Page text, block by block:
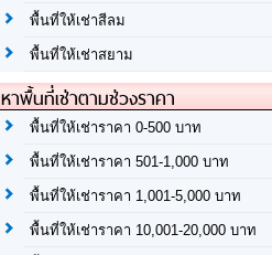
พื้นที่ให้เช่าสีลม
พื้นที่ให้เช่าสยาม
หาพื้นที่เช่าตามช่วงราคา
พื้นที่ให้เช่าราคา 0-500 บาท
พื้นที่ให้เช่าราคา 501-1,000 บาท
พื้นที่ให้เช่าราคา 1,001-5,000 บาท
พื้นที่ให้เช่าราคา 10,001-20,000 บาท